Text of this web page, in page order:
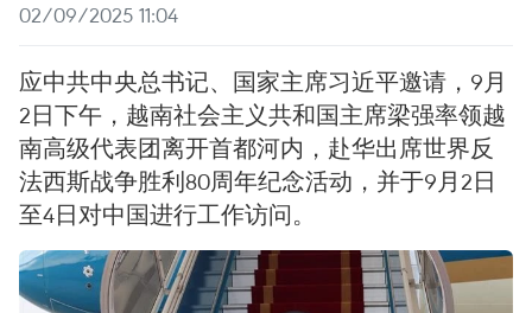
02/09/2025 11:04
应中共中央总书记、国家主席习近平邀请，9月
2日下午，越南社会主义共和国主席梁强率领越
南高级代表团离开首都河内，赴华出席世界反
法西斯战争胜利80周年纪念活动，并于9月2日
至4日对中国进行工作访问。